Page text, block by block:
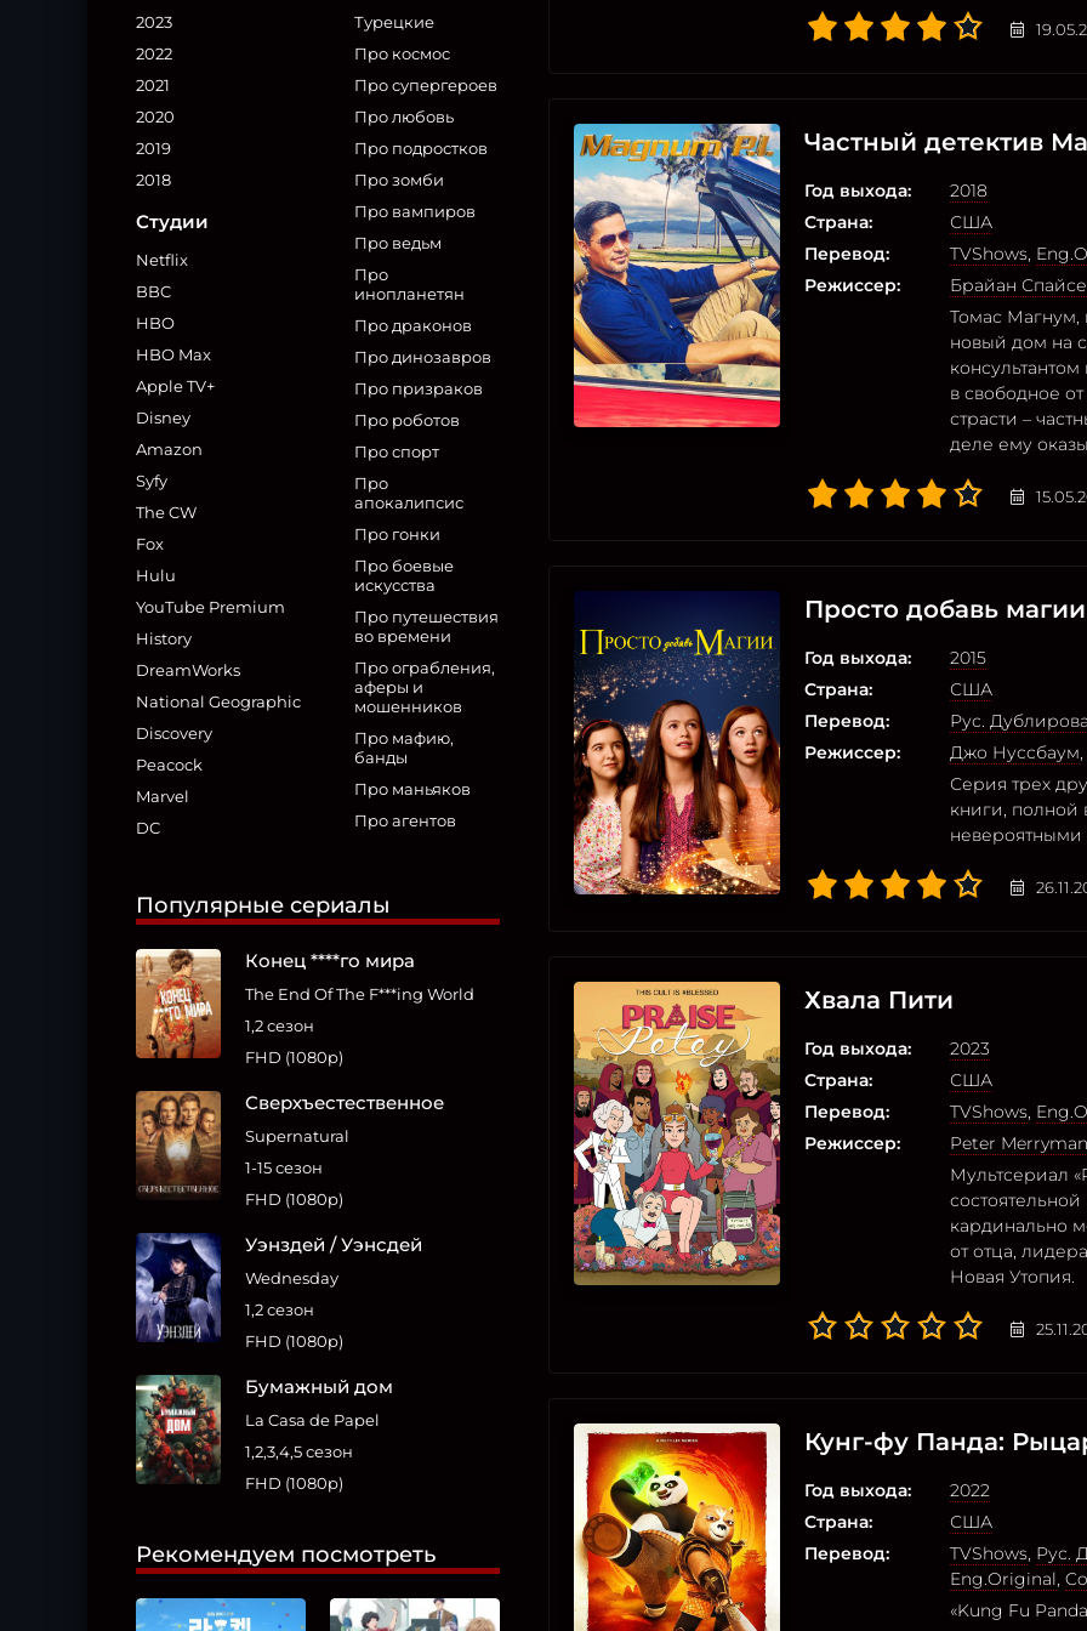
2023
2022
2021
2020
2019
2018
Студии
Netflix
BBC
HBO
HBO Max
Apple TV+
Disney
Amazon
Syfy
The CW
Fox
Hulu
YouTube Premium
History
DreamWorks
National Geographic
Discovery
Peacock
Marvel
DC
Турецкие
Про космос
Про супергероев
Про любовь
Про подростков
Про зомби
Про вампиров
Про ведьм
Про
инопланетян
Про драконов
Про динозавров
Про призраков
Про роботов
Про спорт
Про
апокалипсис
Про гонки
Про боевые
искусства
Про путешествия
во времени
Про ограбления,
аферы и
мошенников
Про мафию,
банды
Про маньяков
Про агентов
Популярные сериалы
Конец ****го мира
The End Of The F***ing World
1,2 сезон
FHD (1080p)
Сверхъестественное
Supernatural
1-15 сезон
FHD (1080p)
Уэнздей / Уэнсдей
Wednesday
1,2 сезон
FHD (1080p)
Бумажный дом
La Casa de Papel
1,2,3,4,5 сезон
FHD (1080p)
Рекомендуем посмотреть
Частный детектив
Год выхода:
2018
Страна:
США
Перевод:
TVShows,
Режиссер:
Брайан
Томас Магнум,
новый дом на
в свободное
страсти –
деле ему
Просто добавь магии
Год выхода:
2015
Страна:
США
Перевод:
Рус.
Режиссер:
Джо Нуссбаум,
Серия трех
книги, полной
Хвала Пити
Год выхода:
2023
Страна:
США
Перевод:
TVShows,
Режиссер:
Peter Merryman
Мультсериал
кардинально
от отца,
Новая Утопия.
Кунг-фу Панда:
Год выхода:
2022
Страна:
США
Перевод:
TVShows, Рус.
Eng.Original,
«Kung Fu